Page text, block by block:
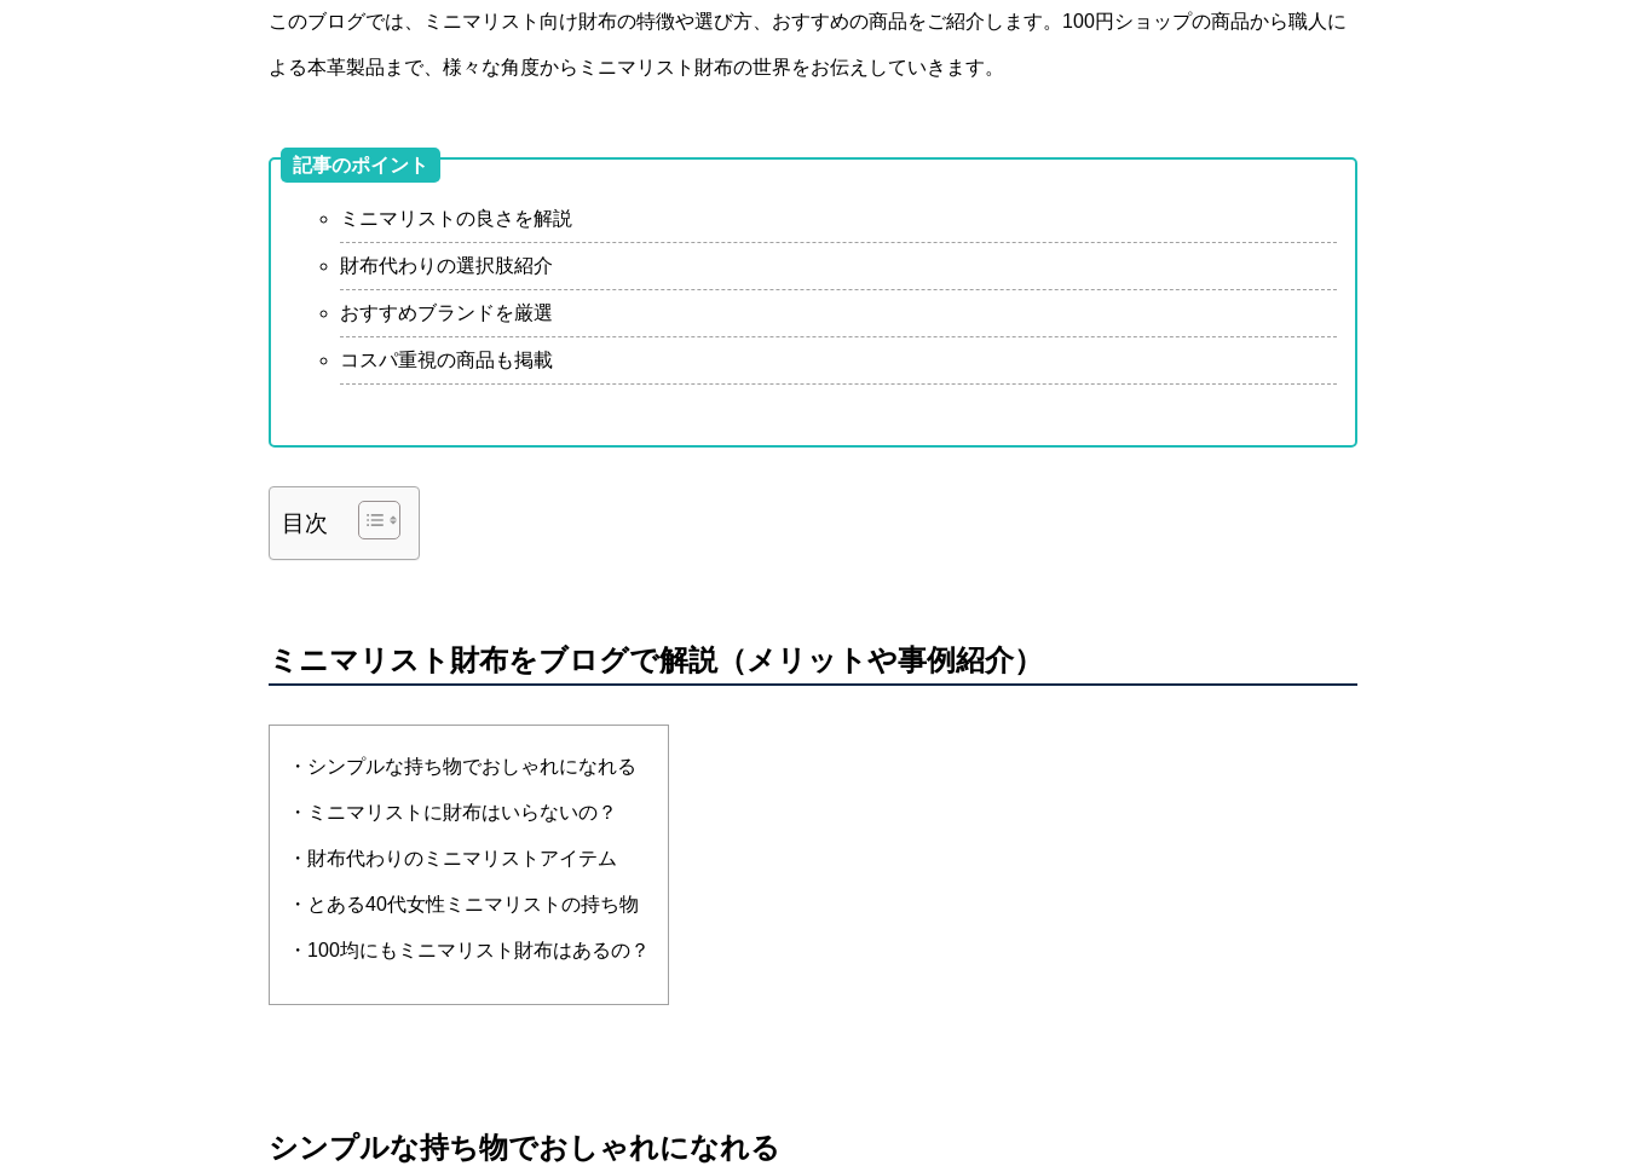
このブログでは、ミニマリスト向け財布の特徴や選び方、おすすめの商品をご紹介します。100円ショップの商品から職人に
よる本革製品まで、様々な角度からミニマリスト財布の世界をお伝えしていきます。
記事のポイント
ミニマリストの良さを解説
財布代わりの選択肢紹介
おすすめブランドを厳選
コスパ重視の商品も掲載
目次
ミニマリスト財布をブログで解説（メリットや事例紹介）
・シンプルな持ち物でおしゃれになれる
・ミニマリストに財布はいらないの？
・財布代わりのミニマリストアイテム
・とある40代女性ミニマリストの持ち物
・100均にもミニマリスト財布はあるの？
シンプルな持ち物でおしゃれになれる